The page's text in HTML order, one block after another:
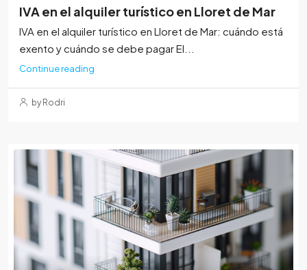
IVA en el alquiler turístico en Lloret de Mar
IVA en el alquiler turístico en Lloret de Mar: cuándo está
exento y cuándo se debe pagar El...
Continue reading
by Rodri